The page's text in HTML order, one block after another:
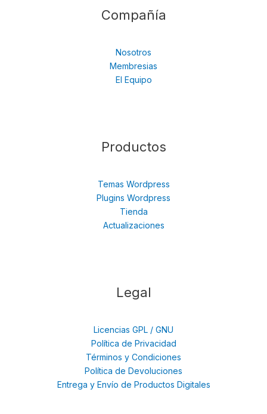
Compañía
Nosotros
Membresias
El Equipo
Productos
Temas Wordpress
Plugins Wordpress
Tienda
Actualizaciones
Legal
Licencias GPL / GNU
Política de Privacidad
Términos y Condiciones
Política de Devoluciones
Entrega y Envío de Productos Digitales